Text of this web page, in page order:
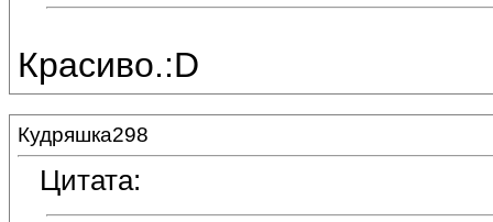
Красиво.:D
Кудряшка298
Цитата: